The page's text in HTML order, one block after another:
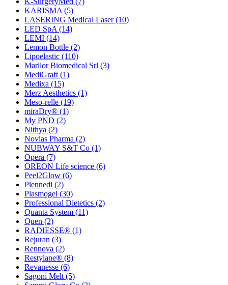
KARISMA (5)
LASERING Medical Laser(10)
LED SpA (14)
LEMI (14)
Lemon Bottle (2)
Lipoelastic (110)
Marllor Biomedical Srl (3)
MediGraft (1)
Medixa (15)
Merz Aesthetics (1)
Meso-relle (19)
miraDry® (1)
My PND (2)
Nithya (2)
Novias Pharma (2)
NUBWAY S&T Co (1)
Opera (7)
OREON Life science (6)
Peel2Glow (6)
Piennedi (2)
Plasmogel (30)
Professional Dietetics (2)
Quanta System (11)
Quen (2)
RADIESSE® (1)
Rejuran (3)
Rennova (2)
Restylane® (8)
Revanesse (6)
Sagoni Melt (5)